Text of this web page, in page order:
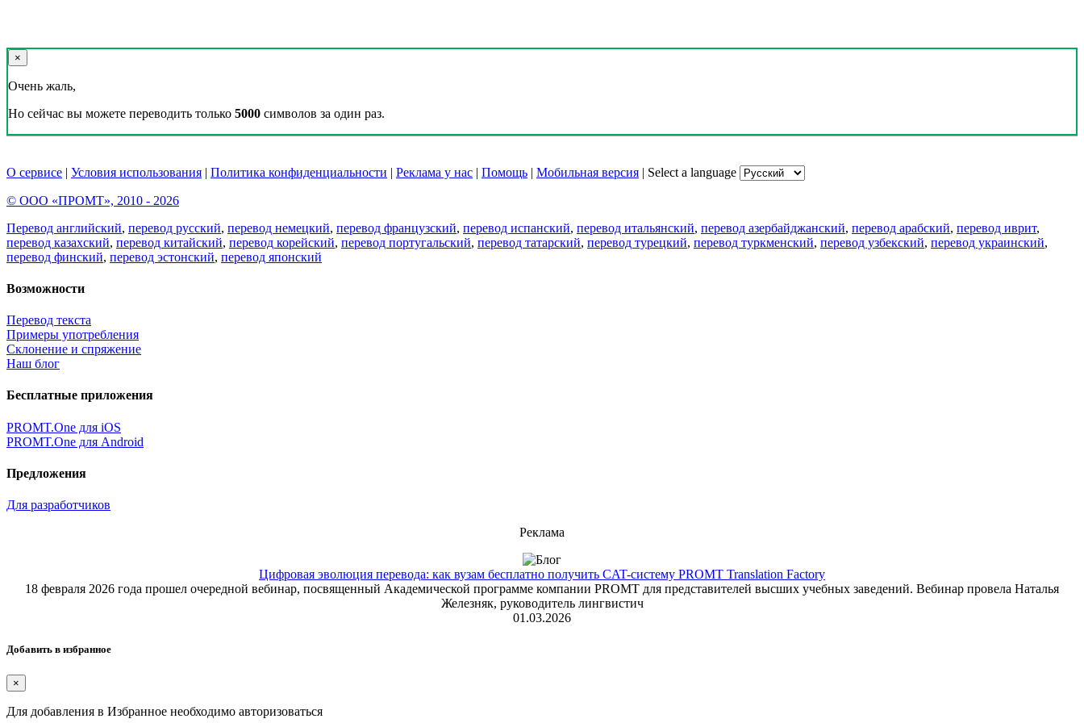
×
Очень жаль,
Но сейчас вы можете переводить только 5000 символов за один раз.
О сервисе | Условия использования | Политика конфиденциальности | Реклама у нас | Помощь | Мобильная версия | Select a language
© ООО «ПРОМТ», 2010 - 2026
Перевод английский, перевод русский, перевод немецкий, перевод французский, перевод испанский, перевод итальянский, перевод азербайджанский, перевод арабский, перевод иврит,
перевод казахский, перевод китайский, перевод корейский, перевод португальский, перевод татарский, перевод турецкий, перевод туркменский, перевод узбекский, перевод украинский,
перевод финский, перевод эстонский, перевод японский
Возможности
Перевод текста
Примеры употребления
Склонение и спряжение
Наш блог
Бесплатные приложения
PROMT.One для iOS
PROMT.One для Android
Предложения
Для разработчиков
Реклама
Цифровая эволюция перевода: как вузам бесплатно получить CAT-систему PROMT Translation Factory
18 февраля 2026 года прошел очередной вебинар, посвященный Академической программе компании PROMT для представителей высших учебных заведений. Вебинар провела Наталья
Железняк, руководитель лингвистич
01.03.2026
Добавить в избранное
×
Для добавления в Избранное необходимо авторизоваться